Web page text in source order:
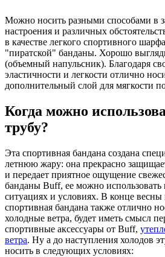
Можно носить разными способами в
настроения и различных
в качестве легкого спортивного
"пиратской" банданы. Хорошо
(объемный напульсник). Благодаря
эластичности и легкости отлично
дополнительный слой для мягкости
Когда можно
трубу?
Эта спортивная бандана создана
летнюю жару: она прекрасно
и передает приятное ощущение
банданы Buff, ее можно
ситуациях и условиях. В конце весны
спортивная бандана также отлично
холодные ветра, будет иметь смысл
спортивные аксессуары от Buff,
ветра. Ну а до наступления холодов
носить в следующих условиях: